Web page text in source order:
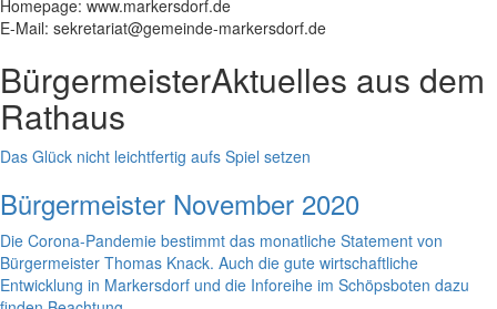
Homepage: www.markersdorf.de
E-Mail: sekretariat@gemeinde-markersdorf.de
BürgermeisterAktuelles aus dem
Rathaus
Das Glück nicht leichtfertig aufs Spiel setzen
Bürgermeister November 2020
Die Corona-Pandemie bestimmt das monatliche Statement von
Bürgermeister Thomas Knack. Auch die gute wirtschaftliche
Entwicklung in Markersdorf und die Inforeihe im Schöpsboten dazu